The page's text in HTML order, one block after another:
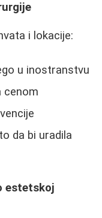
i lokacije:
u inostranstvu
cenom
da bi uradila
estetskoj